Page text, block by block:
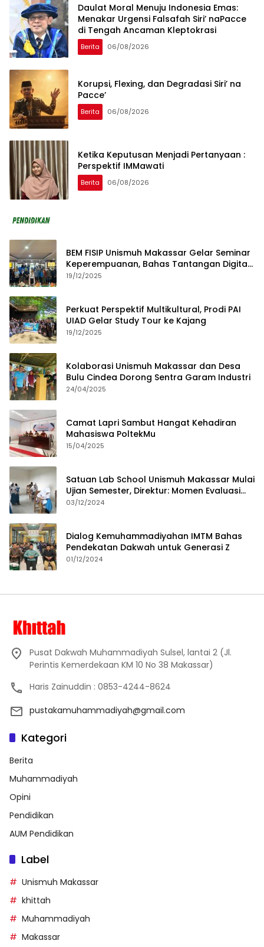
Daulat Moral Menuju Indonesia Emas:
Menakar Urgensi Falsafah Siri’ naPacce
di Tengah Ancaman Kleptokrasi
Berita 06/08/2026
Korupsi, Flexing, dan Degradasi Siri’ na
Pacce’
Berita 06/08/2026
Ketika Keputusan Menjadi Pertanyaan :
Perspektif IMMawati
Berita 06/08/2026
BEM FISIP Unismuh Makassar Gelar Seminar
Keperempuanan, Bahas Tantangan Digital
dan Budaya Lokal
19/12/2025
Perkuat Perspektif Multikultural, Prodi PAI
UIAD Gelar Study Tour ke Kajang
19/12/2025
Kolaborasi Unismuh Makassar dan Desa
Bulu Cindea Dorong Sentra Garam Industri
24/04/2025
Camat Lapri Sambut Hangat Kehadiran
Mahasiswa PoltekMu
15/04/2025
Satuan Lab School Unismuh Makassar Mulai
Ujian Semester, Direktur: Momen Evaluasi
Proses Pembelajaran
03/12/2024
Dialog Kemuhammadiyahan IMTM Bahas
Pendekatan Dakwah untuk Generasi Z
01/12/2024
Pusat Dakwah Muhammadiyah Sulsel, lantai 2 (Jl.
Perintis Kemerdekaan KM 10 No 38 Makassar)
Haris Zainuddin : 0853-4244-8624
pustakamuhammadiyah@gmail.com
Kategori
Berita
Muhammadiyah
Opini
Pendidikan
AUM Pendidikan
Label
Unismuh Makassar
khittah
Muhammadiyah
Makassar